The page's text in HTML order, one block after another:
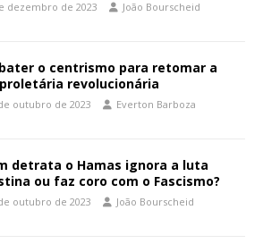
dezembro de 2023 João Bourscheid
o centrismo para retomar a
revolucionária
outubro de 2023 Everton Barboza
detrata o Hamas ignora a luta
ou faz coro com o Fascismo?
outubro de 2023 João Bourscheid